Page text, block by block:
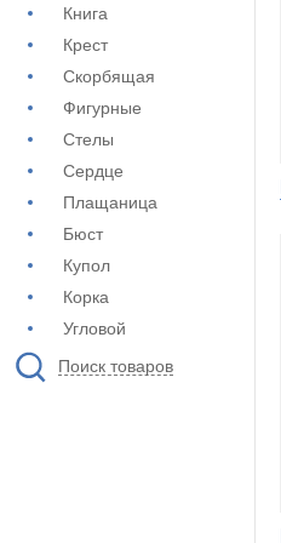
Книга
Крест
Скорбящая
Фигурные
Стелы
Сердце
Плащаница
Бюст
Купол
Корка
Угловой
Поиск товаров